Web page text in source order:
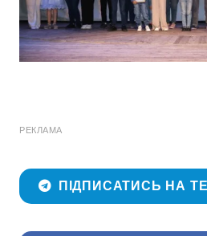
РЕКЛАМА
ПІДПИСАТИСЬ НА